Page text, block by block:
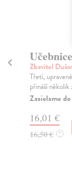
Zbavitel
Třetí,
přináší několik
Zasielame
16,01 €
16,50 € ?